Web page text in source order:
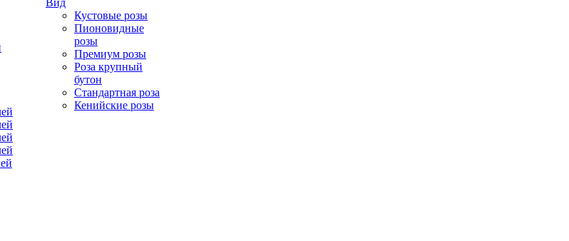
Вид
Кустовые розы
Пионовидные
розы
Премиум розы
Роза крупный
бутон
Стандартная роза
Кенийские розы